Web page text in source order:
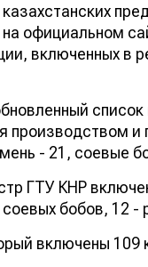
казахстанских
на официальном
включенных в
производством
- 21, соевые
ГТУ КНР
бобов, 12 -
включены 109